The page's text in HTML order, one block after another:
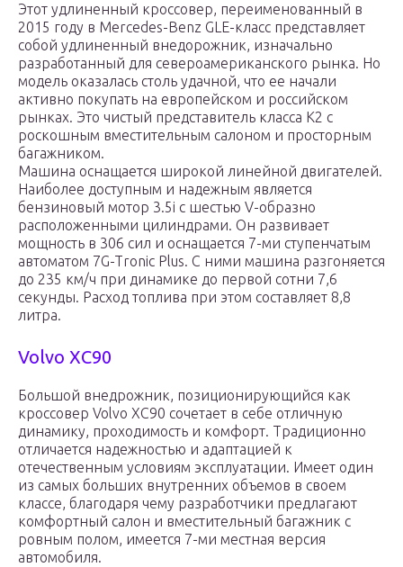
Этот удлиненный кроссовер, переименованный в
2015 году в Mercedes-Benz GLE-класс представляет
собой удлиненный внедорожник, изначально
разработанный для североамериканского рынка. Но
модель оказалась столь удачной, что ее начали
активно покупать на европейском и российском
рынках. Это чистый представитель класса К2 с
роскошным вместительным салоном и просторным
багажником.
Машина оснащается широкой линейной двигателей.
Наиболее доступным и надежным является
бензиновый мотор 3.5i с шестью V-образно
расположенными цилиндрами. Он развивает
мощность в 306 сил и оснащается 7-ми ступенчатым
автоматом 7G-Tronic Plus. С ними машина разгоняется
до 235 км/ч при динамике до первой сотни 7,6
секунды. Расход топлива при этом составляет 8,8
литра.
Volvo XC90
Большой внедрожник, позиционирующийся как
кроссовер Volvo XC90 сочетает в себе отличную
динамику, проходимость и комфорт. Традиционно
отличается надежностью и адаптацией к
отечественным условиям эксплуатации. Имеет один
из самых больших внутренних объемов в своем
классе, благодаря чему разработчики предлагают
комфортный салон и вместительный багажник с
ровным полом, имеется 7-ми местная версия
автомобиля.